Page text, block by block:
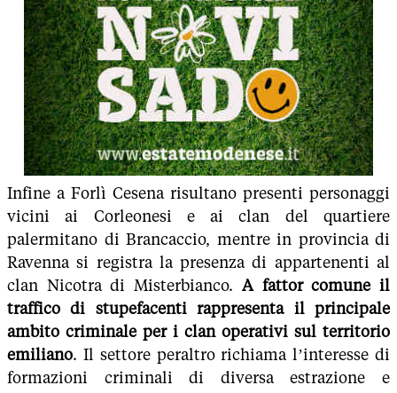
Infine a Forlì Cesena risultano presenti personaggi
vicini ai Corleonesi e ai clan del quartiere
palermitano di Brancaccio, mentre in provincia di
Ravenna si registra la presenza di appartenenti al
clan Nicotra di Misterbianco. A fattor comune il
traffico di stupefacenti rappresenta il principale
ambito criminale per i clan operativi sul territorio
emiliano. Il settore peraltro richiama l’interesse di
formazioni criminali di diversa estrazione e